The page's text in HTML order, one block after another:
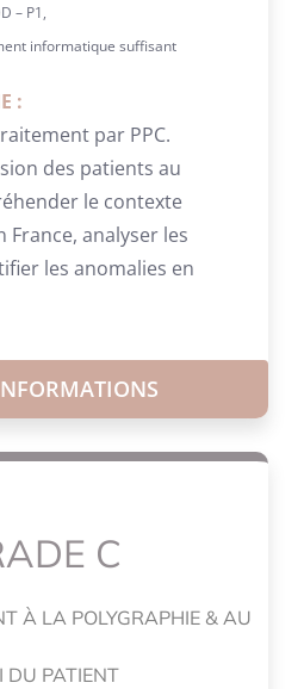
– P1,
informatique suffisant
:
par PPC.
des patients au
le contexte
France, analyser les
les anomalies en
C
À LA POLYGRAPHIE & AU
DU PATIENT